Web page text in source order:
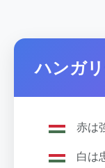
ハンガ
赤は
白は